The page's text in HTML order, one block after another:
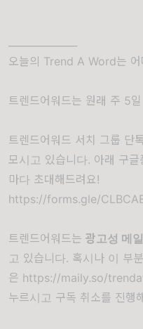
오늘의 Trend A Word는 어
트렌드어워드는 원래 주 5
트렌드어워드 서치 그룹 단
모시고 있습니다. 아래 구
마다 초대해드려요!
https://forms.gle/
트렌드어워드는 광고성 메
고 있습니다. 혹시나 이 부
은 https://maily.so/
누르시고 구독 취소를 진행